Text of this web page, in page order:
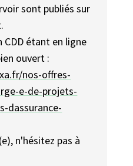
sont publiés sur
CDD étant en ligne
ouvert :
nos-offres-
e-de-projets-
dassurance-
n'hésitez pas à